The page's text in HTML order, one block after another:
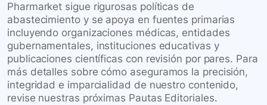
Pharmarket sigue rigurosas políticas de
abastecimiento y se apoya en fuentes primarias
incluyendo organizaciones médicas, entidades
gubernamentales, instituciones educativas y
publicaciones científicas con revisión por pares. Para
más detalles sobre cómo aseguramos la precisión,
integridad e imparcialidad de nuestro contenido,
revise nuestras próximas Pautas Editoriales.